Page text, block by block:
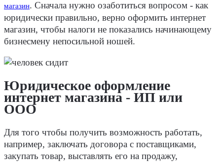
магазин. Сначала нужно озаботиться вопросом - как
юридически правильно, верно оформить интернет
магазин, чтобы налоги не показались начинающему
бизнесмену непосильной ношей.
Юридическое оформление
интернет магазина - ИП или
ООО
Для того чтобы получить возможность работать,
например, заключать договора с поставщиками,
закупать товар, выставлять его на продажу,